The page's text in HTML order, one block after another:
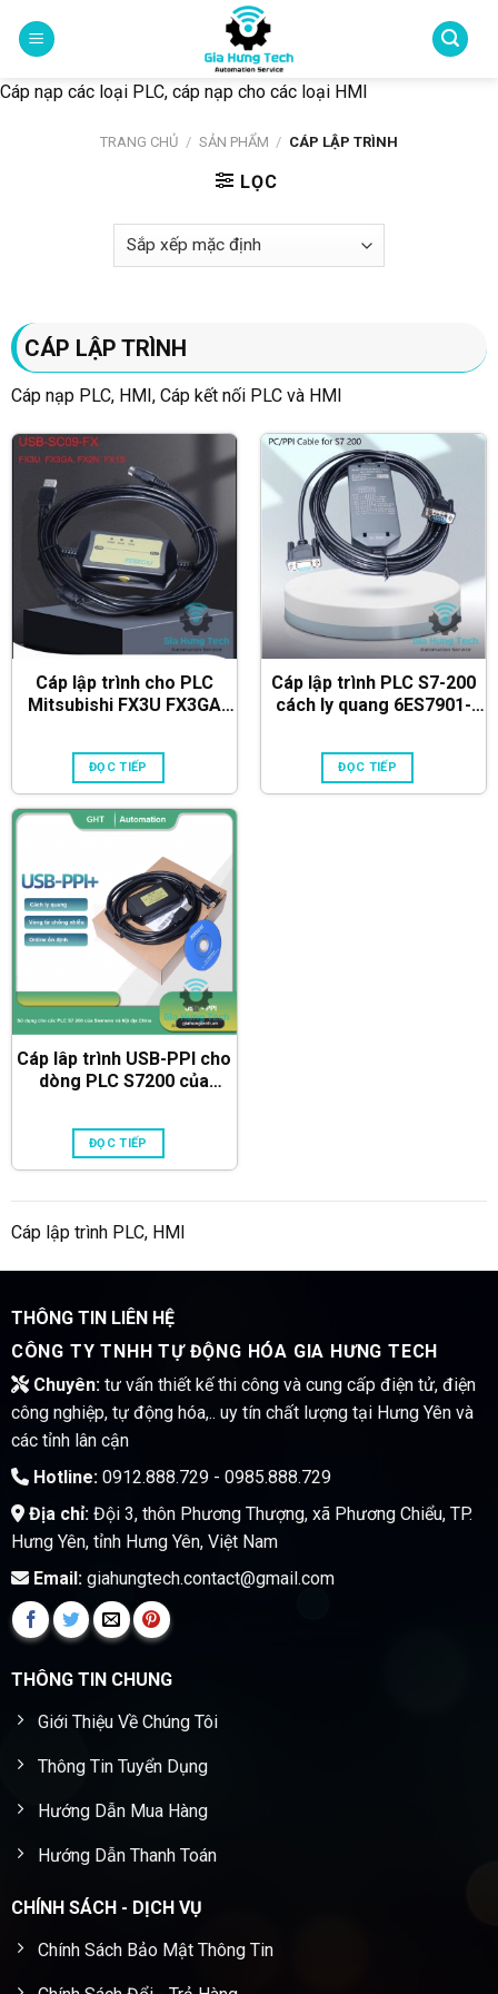
Cáp nạp các loại PLC, cáp nạp cho các loại HMI
TRANG CHỦ / SẢN PHẨM / CÁP LẬP TRÌNH
LỌC
CÁP LẬP TRÌNH
Cáp nạp PLC, HMI, Cáp kết nối PLC và HMI
Cáp lập trình cho PLC
Mitsubishi FX3U FX3GA
ĐỌC TIẾP
Cáp lập trình PLC S7-200
cách ly quang 6ES7901-
ĐỌC TIẾP
Cáp lâp trình USB-PPI cho
dòng PLC S7200 của
ĐỌC TIẾP
Cáp lập trình PLC, HMI
THÔNG TIN LIÊN HỆ
CÔNG TY TNHH TỰ ĐỘNG HÓA GIA HƯNG TECH
Chuyên:tư vấn thiết kế thi công và cung cấp điện tử, điện
công nghiệp, tự động hóa,.. uy tín chất lượng tại Hưng Yên và
các tỉnh lân cận
Hotline:0912.888.729 - 0985.888.729
Địa chỉ:Đội 3, thôn Phương Thượng, xã Phương Chiểu, TP.
Hưng Yên, tỉnh Hưng Yên, Việt Nam
Email:giahungtech.contact@gmail.com
THÔNG TIN CHUNG
Giới Thiệu Về Chúng Tôi
Thông Tin Tuyển Dụng
Hướng Dẫn Mua Hàng
Hướng Dẫn Thanh Toán
CHÍNH SÁCH - DỊCH VỤ
Chính Sách Bảo Mật Thông Tin